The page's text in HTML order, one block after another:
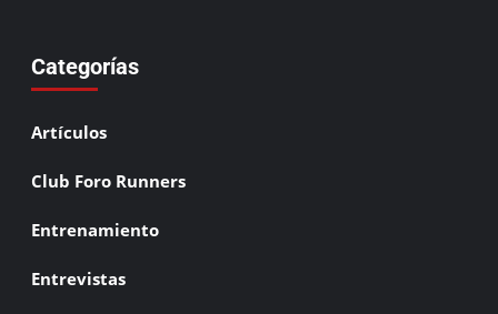
Categorías
Artículos
Club Foro Runners
Entrenamiento
Entrevistas